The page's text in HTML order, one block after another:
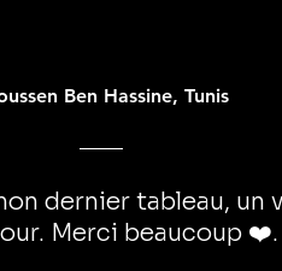
Ben Hassine, Tunis
dernier tableau, un
Merci beaucoup ❤️.